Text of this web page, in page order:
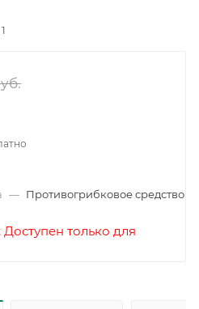
— Противогрибковое средство
только для